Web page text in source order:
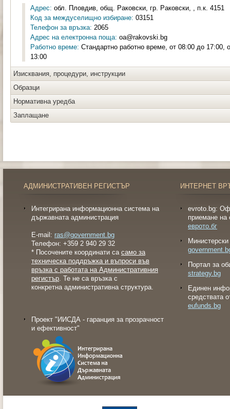
Адрес: обл. Пловдив, общ. Раковски, гр. Раковски, , п.к. 4151
Код за междуселищно избиране: 03151
Телефон за връзка: 2065
Адрес на електронна поща: oa@rakovski.bg
Работно време: Стандартно работно време, от 08:00 до 17:00,
13:00
Изисквания, процедури, инструкции
Образци
Нормативна уредба
Заплащане
АДМИНИСТРАТИВЕН РЕГИСТЪР
Интегрирана информационна система на
държавната администрация
E-mail: ras@government.bg
Телефон: +359 2 940 29 32
* Посочените координати са само за
техническа поддръжка и въпроси във
връзка с работата на Административния
регистър. Те не са връзка с
конкретна административна структура.
Проект "ИИСДА - гаранция за прозрачност
и ефективност"
ИНТЕРНЕТ
evroto.bg:
приемане на
еврото.бг
Портал за
strategy.bg
Eдинен
средствата
eufunds.bg